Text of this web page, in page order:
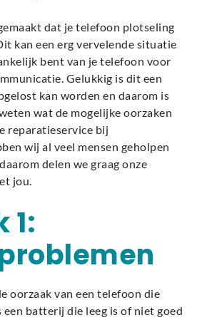
dat je telefoon plotseling
kan een erg vervelende situatie
bent van je telefoon voor
Gelukkig is dit een
kan worden en daarom is
wat de mogelijke oorzaken
reparatieservice bij
wij al veel mensen geholpen
delen we graag onze
jou.
1:
oorzaak van een telefoon die
een batterij die leeg is of niet goed